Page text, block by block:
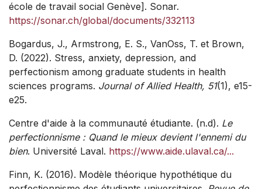
école de travail social Genève]. Sonar.
https://sonar.ch/global/documents/332113
Bogardus, J., Armstrong, E. S., VanOss, T. et Brown,
D. (2022). Stress, anxiety, depression, and
perfectionism among graduate students in health
sciences programs. Journal of Allied Health, 51(1), e15-
e25.
Centre d'aide à la communauté étudiante. (n.d). Le
perfectionnisme : Quand le mieux devient l'ennemi du
bien. Université Laval. https://www.aide.ulaval.ca/...
Finn, K. (2016). Modèle théorique hypothétique du